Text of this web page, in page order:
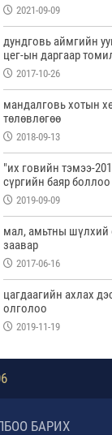
2021-09-09
дундговь аймгийн
цег-ын даргаар
2017-10-26
мандалговь хотын
төлөвлөгөө
2018-09-13
"их говийн тэмээ-
сүргийн баяр боллоо
2019-09-09
мал, амьтны шүлхий
заавар
2017-06-16
цагдаагийн ахлах
олголоо
2019-11-19
БАРИХ